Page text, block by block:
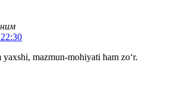
yaxshi, mazmun-mohiyati ham zo‘r.